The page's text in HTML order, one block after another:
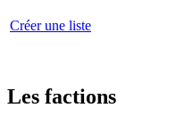
Créer une liste
Les factions